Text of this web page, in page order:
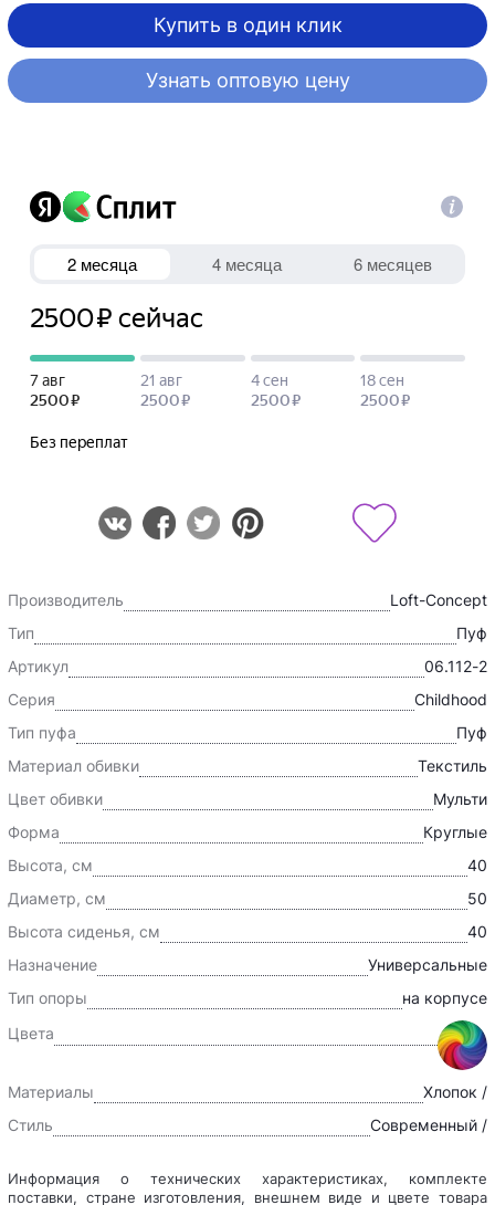
Купить в один клик
Узнать оптовую цену
Производитель
Loft-Concept
Тип
Пуф
Артикул
06.112-2
Серия
Childhood
Тип пуфа
Пуф
Материал обивки
Текстиль
Цвет обивки
Мульти
Форма
Круглые
Высота, см
40
Диаметр, см
50
Высота сиденья, см
40
Назначение
Универсальные
Тип опоры
на корпусе
Цвета
Материалы
Хлопок /
Стиль
Современный /
Информация о технических характеристиках, комплекте
поставки, стране изготовления, внешнем виде и цвете товара